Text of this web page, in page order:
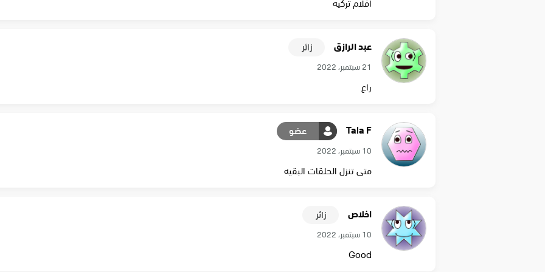
افلام تركيه
عبد الرازق زائر
21 سبتمبر، 2022
راع
Tala F عضو
10 سبتمبر، 2022
متى تنزل الحلقات البقيه
اخلاص زائر
10 سبتمبر، 2022
Good